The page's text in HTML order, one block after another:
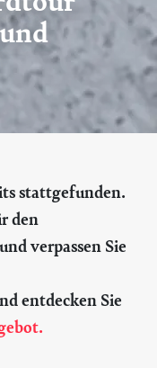
stattgefunden.
den
und verpassen Sie
entdecken Sie